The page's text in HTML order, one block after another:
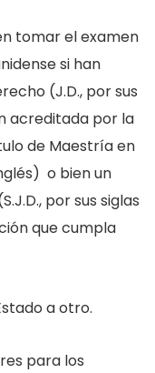
tomar el examen
si han
(J.D., por sus
acreditada por la
de Maestría en
o bien un
por sus siglas
que cumpla
a otro.
para los